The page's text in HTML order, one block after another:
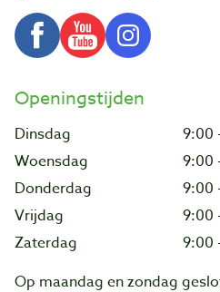
Openingstijden
Dinsdag
9:00
Woensdag
9:00
Donderdag
9:00
Vrijdag
9:00
Zaterdag
9:00
Op maandag en zondag